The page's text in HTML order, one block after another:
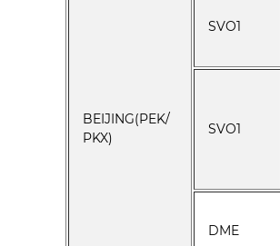
BEIJING(PEK/
PKX)
SVO1
SVO1
DME